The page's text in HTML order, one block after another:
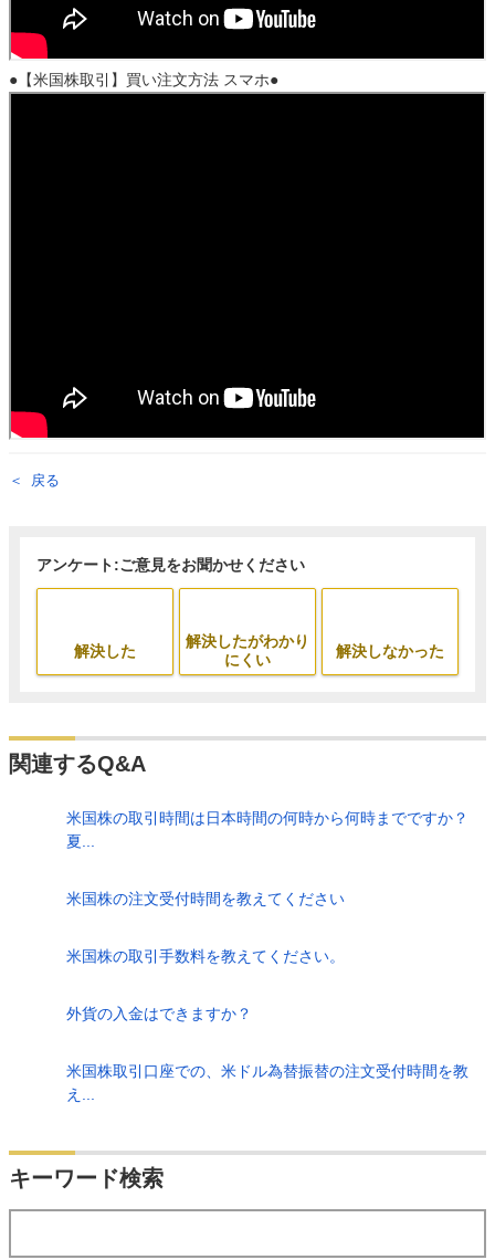
●【米国株取引】買い注文方法 スマホ●
戻る
アンケート:ご意見をお聞かせください
解決した
解決したがわかり
にくい
解決しなかった
関連するQ&A
米国株の取引時間は日本時間の何時から何時までですか？
夏...
米国株の注文受付時間を教えてください
米国株の取引手数料を教えてください。
外貨の入金はできますか？
米国株取引口座での、米ドル為替振替の注文受付時間を教
え...
キーワード検索